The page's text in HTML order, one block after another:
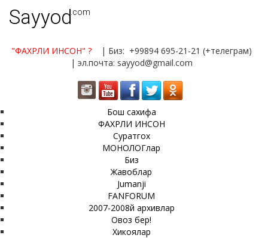
Sayyod.com
"ФАХРЛИ ИНСОН" ?
| Биз: +99894 695-21-21 (+телеграм)
| эл.почта: sayyod@gmail.com
Бош сахифа
ФАХРЛИ ИНСОН
Суратгох
МОНОЛОГлар
Биз
Жавоблар
Jumanji
FANFORUM
2007-2008й архивлар
Овоз бер!
Хикоялар